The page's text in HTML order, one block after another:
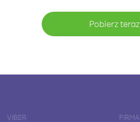
Pobierz teraz
VIBER FIRMA